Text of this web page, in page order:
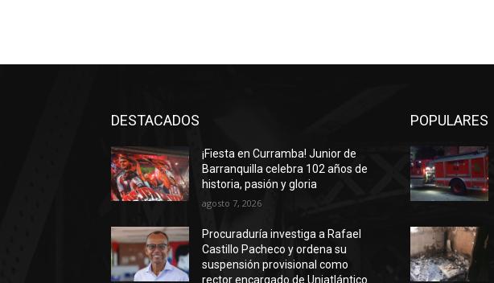
DESTACADOS
¡Fiesta en Curramba! Junior de
Barranquilla celebra 102 años de
historia, pasión y gloria
agosto 7, 2026
Procuraduría investiga a Rafael
Castillo Pacheco y ordena su
suspensión provisional como
rector encargado de Uniatlántico
POPULARES